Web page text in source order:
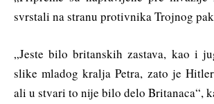
svrstali na stranu protivnika Trojnog
„Jeste bilo britanskih zastava, kao i
slike mladog kralja Petra, zato je
ali u stvari to nije bilo delo Britanaca“,